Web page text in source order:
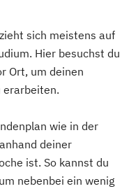
sich meistens auf
Hier besuchst du
Ort, um deinen
erarbeiten.
wie in der
deiner
ist. So kannst du
nebenbei ein wenig